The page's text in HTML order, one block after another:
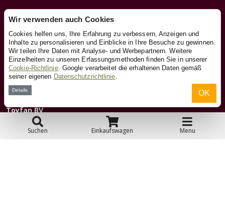
Suchen Einkaufswagen Menu
Kontakt
Über uns
Toyfan BV
Laufradxl.de
Klosterstiege 50
Wir verwenden auch Cookies
Cookies helfen uns, Ihre Erfahrung zu verbessern, Anzeigen und
Inhalte zu personalisieren und Einblicke in Ihre Besuche zu gewinnen.
Wir teilen Ihre Daten mit Analyse- und Werbepartnern. Weitere
Einzelheiten zu unseren Erfassungsmethoden finden Sie in unserer
Cookie-Richtlinie. Google verarbeitet die erhaltenen Daten gemäß
seiner eigenen Datenschutzrichtlinie
Details OK